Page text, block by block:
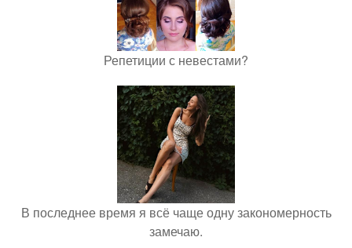
Репетиции с невестами?
В последнее время я всё чаще одну закономерность
замечаю.